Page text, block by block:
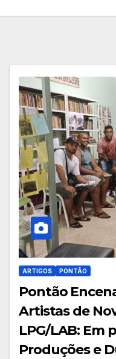
ARTIGOS PONTÃO
Pontão
Artistas de
LPG/LAB: Em
Produções e